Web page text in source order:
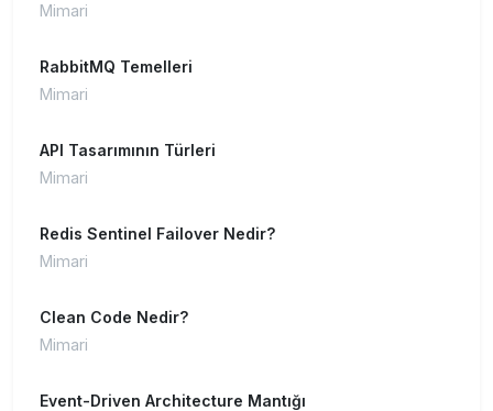
Mimari
RabbitMQ Temelleri
Mimari
API Tasarımının Türleri
Mimari
Redis Sentinel Failover Nedir?
Mimari
Clean Code Nedir?
Mimari
Event-Driven Architecture Mantığı